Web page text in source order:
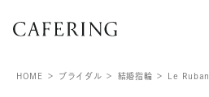
HOME ブライダル 結婚指輪 Le Ruban